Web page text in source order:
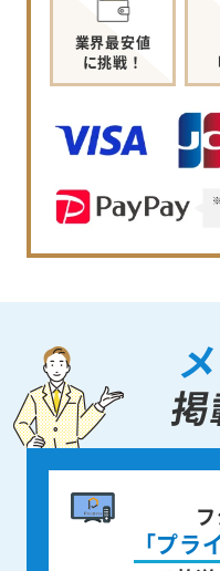
業界最安値
に挑戦！
亡くな